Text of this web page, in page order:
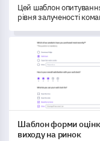
Цей шаблон
рівня залученості
поточний стан
динаміки та особистої
залученості вашої
Шаблон форми
Шаблон форми
виходу на ринок